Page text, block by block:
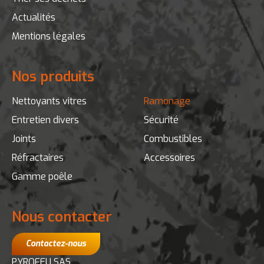
LES BRICONAUTES
C.CIAL POLE SUD
26260 ST DONAT
WELDOM
SAS PRIMAWEL
26210 ST SORLIN EN VALLOIRE
France
BRICORAMA
67 RUE DE LA REPUBLIQUE
38490 LES ABRETS
France
BRICOMARCHE
CC PETITS CHAMPS
Actualités
Mentions légales
Nos produits
Nettoyants vitres
Ramonage
Entretien divers
Sécurité
Joints
Combustibles
Réfractaires
Accessoires
Gamme poêle
Nous contacter
Contactez-nous